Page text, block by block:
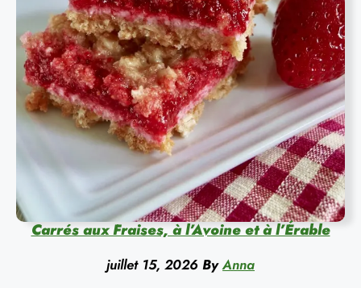
Carrés aux Fraises, à l’Avoine et à l’Érable
juillet 15, 2026 By Anna